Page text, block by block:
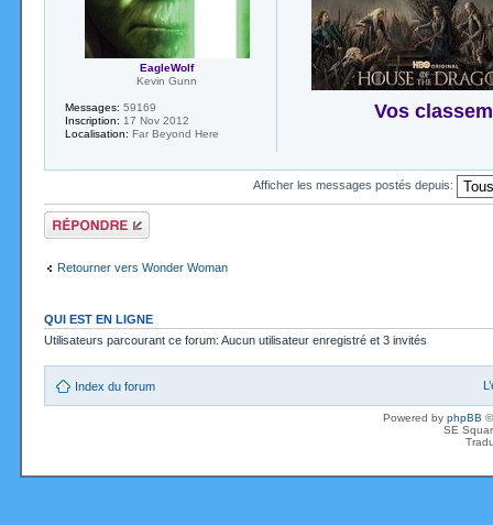
Vos
EagleWolf
Kevin Gunn
Messages: 59169
Inscription: 17 Nov 2012
Localisation: Far Beyond Here
Afficher les messages postés depuis:
Répondre
Retourner vers Wonder Woman
QUI EST EN LIGNE
Utilisateurs parcourant ce forum: Aucun utilisateur enregistré et 3 invités
Index du forum
Powered by phpBB
SE